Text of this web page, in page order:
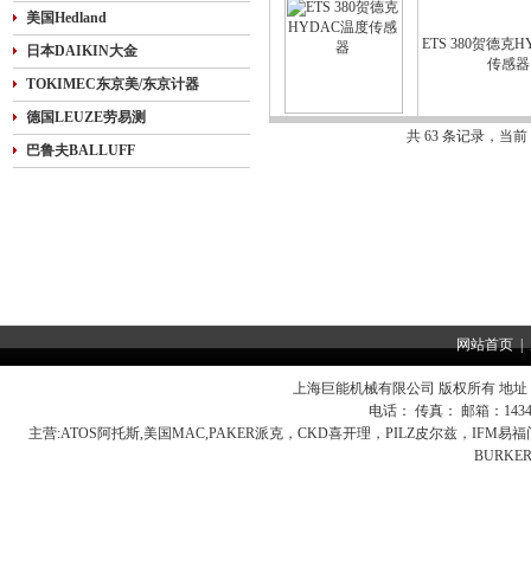
美国Hedland
日本DAIKIN大金
TOKIMEC东京美/东京计器
德国LEUZE劳易测
巴鲁夫BALLUFF
ETS 380贺德克
传感器
共 63 条记录，当
网站首页|
上海巨能机械有限公司 版权所有 地
电话： 传真： 邮箱：
主营:ATOS阿托斯,美国MAC,PAKER派克，CKD喜开理，PILZ皮尔兹，IFM易